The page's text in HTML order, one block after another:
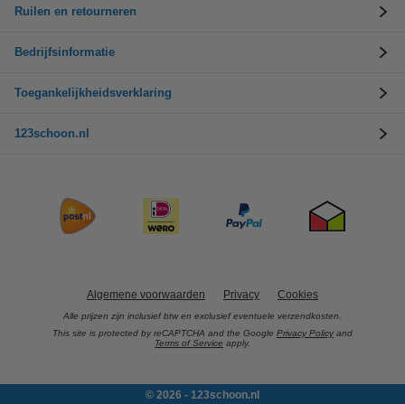
Ruilen en retourneren
Bedrijfsinformatie
Toegankelijkheidsverklaring
123schoon.nl
Algemene voorwaarden Privacy Cookies
Alle prijzen zijn inclusief btw en exclusief eventuele verzendkosten.
This site is protected by reCAPTCHA and the Google Privacy Policy and
Terms of Service apply.
© 2026 - 123schoon.nl